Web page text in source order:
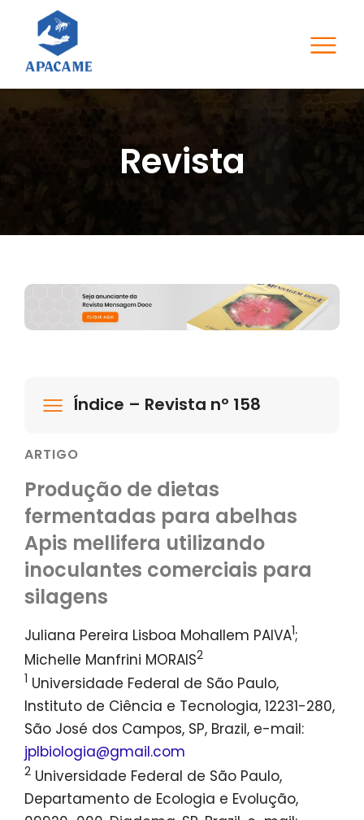
Revista
Índice – Revista nº 158
ARTIGO
Produção de dietas
fermentadas para abelhas
Apis mellifera utilizando
inoculantes comerciais para
silagens
Juliana Pereira Lisboa Mohallem PAIVA1;
Michelle Manfrini MORAIS2
1 Universidade Federal de São Paulo,
Instituto de Ciência e Tecnologia, 12231-280,
São José dos Campos, SP, Brazil, e-mail:
jplbiologia@gmail.com
2 Universidade Federal de São Paulo,
Departamento de Ecologia e Evolução,